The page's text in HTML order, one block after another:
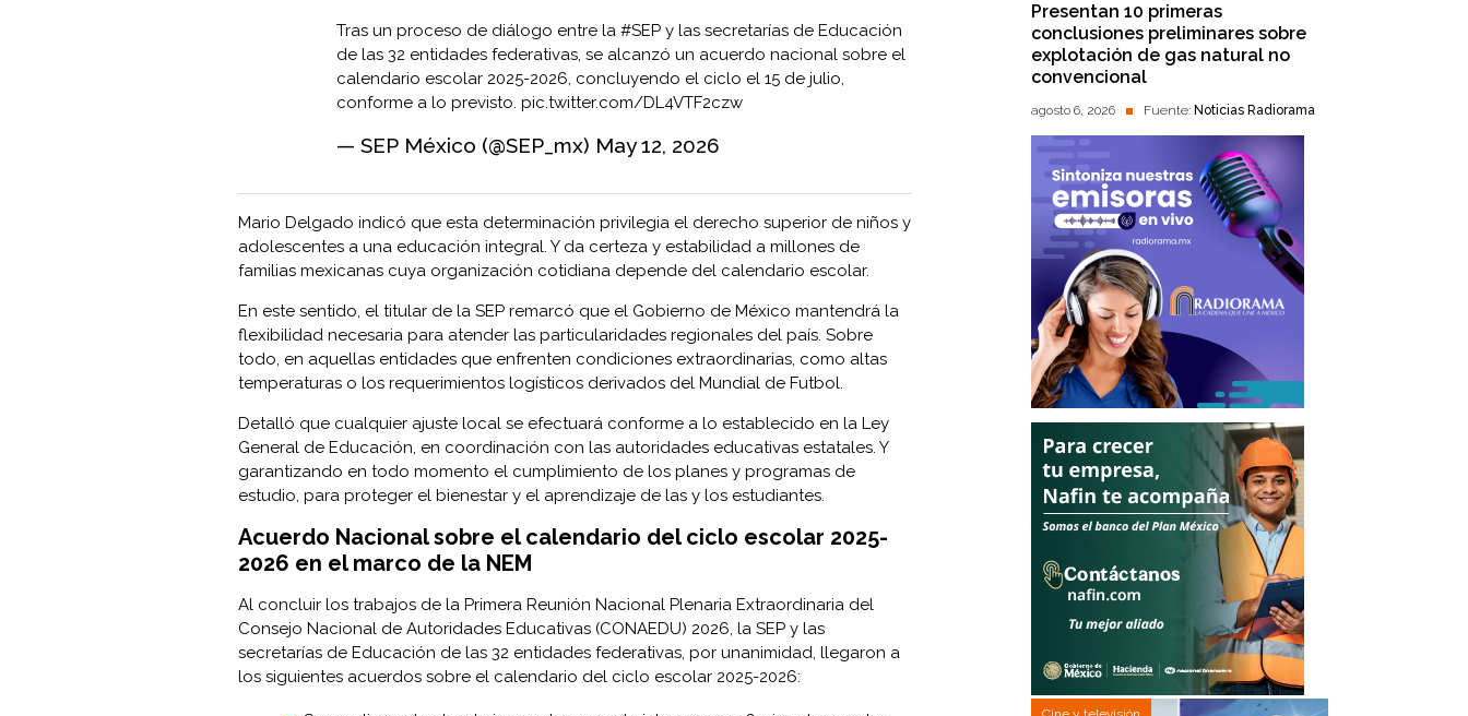
Tras un proceso de diálogo entre la #SEP y las secretarías de Educación
de las 32 entidades federativas, se alcanzó un acuerdo nacional sobre el
calendario escolar 2025-2026, concluyendo el ciclo el 15 de julio,
conforme a lo previsto. pic.twitter.com/DL4VTF2czw
— SEP México (@SEP_mx) May 12, 2026
Mario Delgado indicó que esta determinación privilegia el derecho superior de niños y
adolescentes a una educación integral. Y da certeza y estabilidad a millones de
familias mexicanas cuya organización cotidiana depende del calendario escolar.
En este sentido, el titular de la SEP remarcó que el Gobierno de México mantendrá la
flexibilidad necesaria para atender las particularidades regionales del país. Sobre
todo, en aquellas entidades que enfrenten condiciones extraordinarias, como altas
temperaturas o los requerimientos logísticos derivados del Mundial de Futbol.
Detalló que cualquier ajuste local se efectuará conforme a lo establecido en la Ley
General de Educación, en coordinación con las autoridades educativas estatales. Y
garantizando en todo momento el cumplimiento de los planes y programas de
estudio, para proteger el bienestar y el aprendizaje de las y los estudiantes.
Acuerdo Nacional sobre el calendario del ciclo escolar 2025-
2026 en el marco de la NEM
Al concluir los trabajos de la Primera Reunión Nacional Plenaria Extraordinaria del
Consejo Nacional de Autoridades Educativas (CONAEDU) 2026, la SEP y las
secretarías de Educación de las 32 entidades federativas, por unanimidad, llegaron a
los siguientes acuerdos sobre el calendario del ciclo escolar 2025-2026:
Presentan 10 primeras
conclusiones preliminares sobre
explotación de gas natural no
convencional
agosto 6, 2026 Fuente: Noticias Radiorama